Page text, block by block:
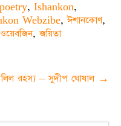
, Ishankon,
Webzibe,ঈশানকোণ,
,জয়িতা
রহস্য – সুদীপ ঘোষাল →